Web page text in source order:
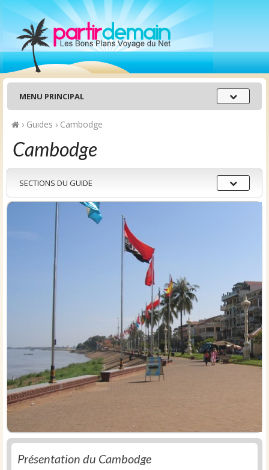
Menu
principal
MENU PRINCIPAL
› Guides › Cambodge
Cambodge
Sections
du
guide
SECTIONS DU GUIDE
Présentation du Cambodge